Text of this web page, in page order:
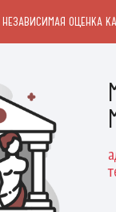
НЕЗАВИСИМАЯ ОЦЕНКА